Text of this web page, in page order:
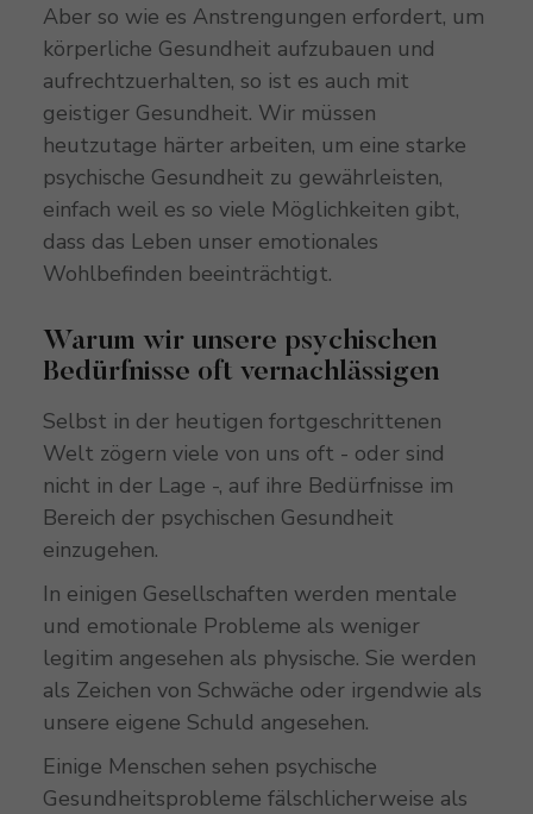
Aber so wie es Anstrengungen erfordert, um
körperliche Gesundheit aufzubauen und
aufrechtzuerhalten, so ist es auch mit
geistiger Gesundheit. Wir müssen
heutzutage härter arbeiten, um eine starke
psychische Gesundheit zu gewährleisten,
einfach weil es so viele Möglichkeiten gibt,
dass das Leben unser emotionales
Wohlbefinden beeinträchtigt.
Warum wir unsere psychischen
Bedürfnisse oft vernachlässigen
Selbst in der heutigen fortgeschrittenen
Welt zögern viele von uns oft - oder sind
nicht in der Lage -, auf ihre Bedürfnisse im
Bereich der psychischen Gesundheit
einzugehen.
In einigen Gesellschaften werden mentale
und emotionale Probleme als weniger
legitim angesehen als physische. Sie werden
als Zeichen von Schwäche oder irgendwie als
unsere eigene Schuld angesehen.
Einige Menschen sehen psychische
Gesundheitsprobleme fälschlicherweise als